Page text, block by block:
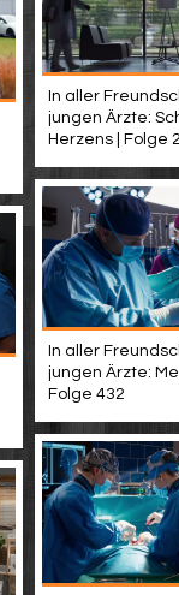
In aller
jungen Ärzte:
Herzens | Folge
In aller
jungen Ärzte:
Folge 432